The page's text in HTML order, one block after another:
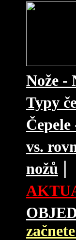
Nože -
Typy
vs.
nožů |